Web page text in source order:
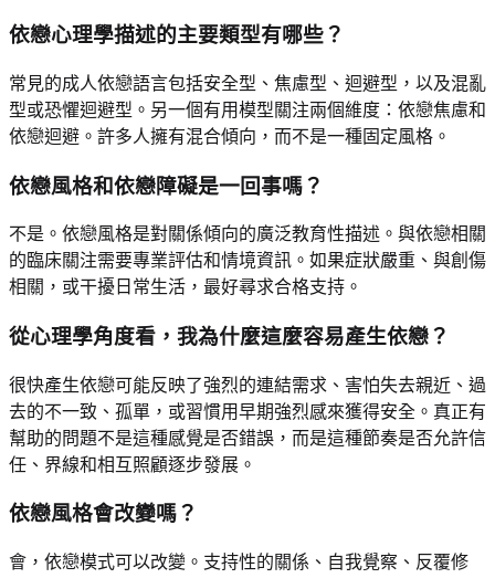
依戀心理學描述的主要類型有哪些？
常見的成人依戀語言包括安全型、焦慮型、迴避型，以及混亂
型或恐懼迴避型。另一個有用模型關注兩個維度：依戀焦慮和
依戀迴避。許多人擁有混合傾向，而不是一種固定風格。
依戀風格和依戀障礙是一回事嗎？
不是。依戀風格是對關係傾向的廣泛教育性描述。與依戀相關
的臨床關注需要專業評估和情境資訊。如果症狀嚴重、與創傷
相關，或干擾日常生活，最好尋求合格支持。
從心理學角度看，我為什麼這麼容易產生依戀？
很快產生依戀可能反映了強烈的連結需求、害怕失去親近、過
去的不一致、孤單，或習慣用早期強烈感來獲得安全。真正有
幫助的問題不是這種感覺是否錯誤，而是這種節奏是否允許信
任、界線和相互照顧逐步發展。
依戀風格會改變嗎？
會，依戀模式可以改變。支持性的關係、自我覺察、反覆修